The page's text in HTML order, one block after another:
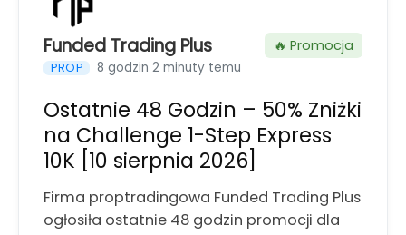
Funded Trading Plus
PROP 8 godzin 2 minuty temu
🔥 Promocja
Ostatnie 48 Godzin – 50% Zniżki
na Challenge 1-Step Express
10K [10 sierpnia 2026]
Firma proptradingowa Funded Trading Plus
ogłosiła ostatnie 48 godzin promocji dla